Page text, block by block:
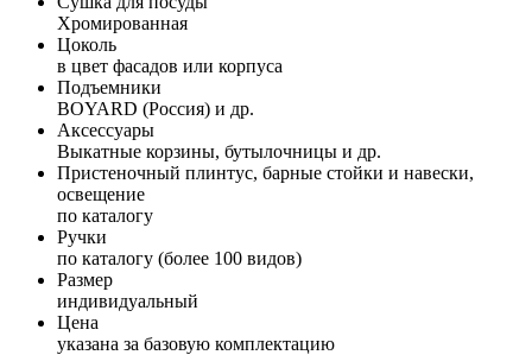
Хромированная
Цоколь
в цвет фасадов или корпуса
Подъемники
BOYARD (Россия) и др.
Аксессуары
Выкатные корзины, бутылочницы и др.
Пристеночный плинтус, барные стойки и навески,
освещение
по каталогу
Ручки
по каталогу (более 100 видов)
Размер
индивидуальный
Цена
указана за базовую комплектацию